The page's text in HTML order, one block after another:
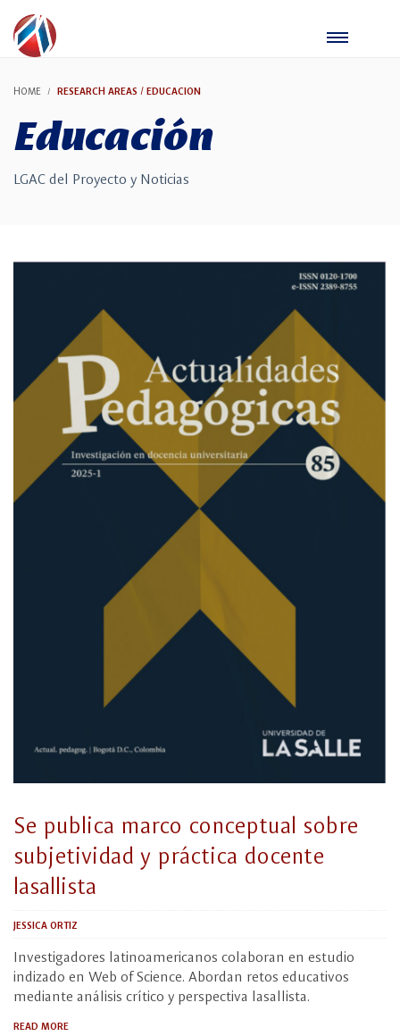
HOME RESEARCH AREAS / EDUCACION
Educación
LGAC del Proyecto y Noticias
Se publica marco conceptual sobre
subjetividad y práctica docente
lasallista
JESSICA ORTIZ
Investigadores latinoamericanos colaboran en estudio
indizado en Web of Science. Abordan retos educativos
mediante análisis crítico y perspectiva lasallista.
READ MORE